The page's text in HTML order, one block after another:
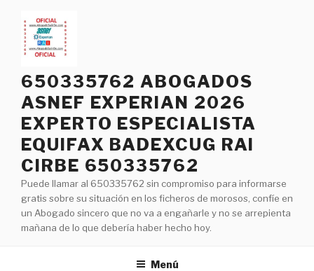
contenido
650335762 ABOGADOS
ASNEF EXPERIAN 2026
EXPERTO ESPECIALISTA
EQUIFAX BADEXCUG RAI
CIRBE 650335762
Puede llamar al 650335762 sin compromiso para informarse
gratis sobre su situación en los ficheros de morosos, confíe en
un Abogado sincero que no va a engañarle y no se arrepienta
mañana de lo que debería haber hecho hoy.
Menú